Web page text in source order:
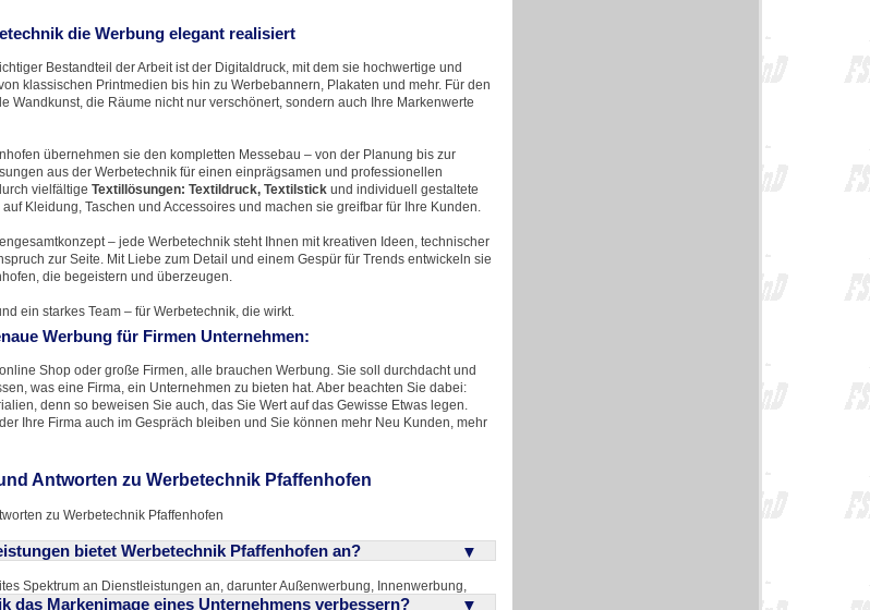
die Werbung elegant realisiert
Bestandteil der Arbeit ist der Digitaldruck, mit dem sie hochwertige und
klassischen Printmedien bis hin zu Werbebannern, Plakaten und mehr. Für den
Wandkunst, die Räume nicht nur verschönert, sondern auch Ihre Markenwerte
übernehmen sie den kompletten Messebau – von der Planung bis zur
aus der Werbetechnik für einen einprägsamen und professionellen
vielfältige Textillösungen: Textildruck, Textilstick und individuell gestaltete
Kleidung, Taschen und Accessoires und machen sie greifbar für Ihre Kunden.
– jede Werbetechnik steht Ihnen mit kreativen Ideen, technischer
zur Seite. Mit Liebe zum Detail und einem Gespür für Trends entwickeln sie
die begeistern und überzeugen.
ein starkes Team – für Werbetechnik, die wirkt.
Werbung für Firmen Unternehmen:
Shop oder große Firmen, alle brauchen Werbung. Sie soll durchdacht und
was eine Firma, ein Unternehmen zu bieten hat. Aber beachten Sie dabei:
denn so beweisen Sie auch, das Sie Wert auf das Gewisse Etwas legen.
Ihre Firma auch im Gespräch bleiben und Sie können mehr Neu Kunden, mehr
Antworten zu Werbetechnik Pfaffenhofen
zu Werbetechnik Pfaffenhofen
bietet Werbetechnik Pfaffenhofen an?
Spektrum an Dienstleistungen an, darunter Außenwerbung, Innenwerbung,
großflächige Leuchtkästen, edle 3D Buchstaben und kreative
das Markenimage eines Unternehmens verbessern?